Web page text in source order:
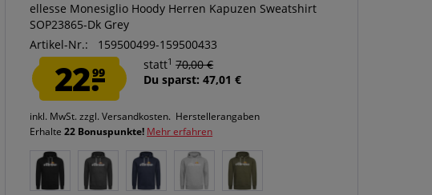
ellesse Monesiglio Hoody Herren Kapuzen Sweatshirt
SOP23865-Dk Grey
Artikel-Nr.:
159500499-159500433
22.99
statt1 70,00 €
Du sparst: 47,01 €
inkl. MwSt.zzgl. Versandkosten. Herstellerangaben
Erhalte22 Bonuspunkte! Mehr erfahren